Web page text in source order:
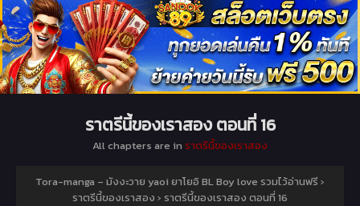
ราตรีนี้ของเราสอง ตอนที่ 16
All chapters are in ราตรีนี้ของเราสอง
Tora-manga – มังงะวาย yaoi ยาโยอิ BL Boy love รวมไว้อ่านฟรี ›
ราตรีนี้ของเราสอง › ราตรีนี้ของเราสอง ตอนที่ 16